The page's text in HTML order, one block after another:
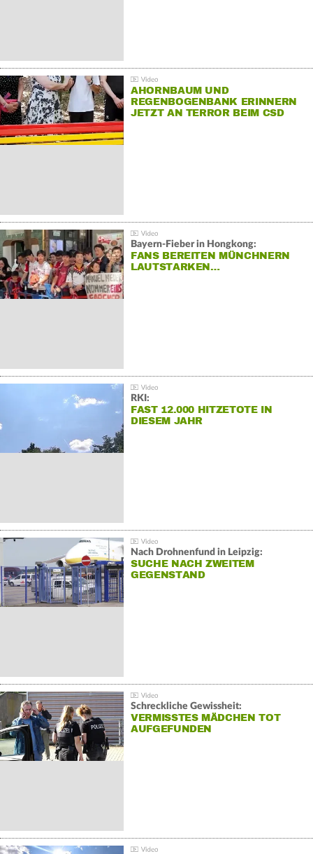
AHORNBAUM UND
REGENBOGENBANK ERINNERN
JETZT AN TERROR BEIM CSD
Bayern-Fieber in Hongkong:
FANS BEREITEN MÜNCHNERN
LAUTSTARKEN…
RKI:
FAST 12.000 HITZETOTE IN
DIESEM JAHR
Nach Drohnenfund in Leipzig:
SUCHE NACH ZWEITEM
GEGENSTAND
Schreckliche Gewissheit:
VERMISSTES MÄDCHEN TOT
AUFGEFUNDEN